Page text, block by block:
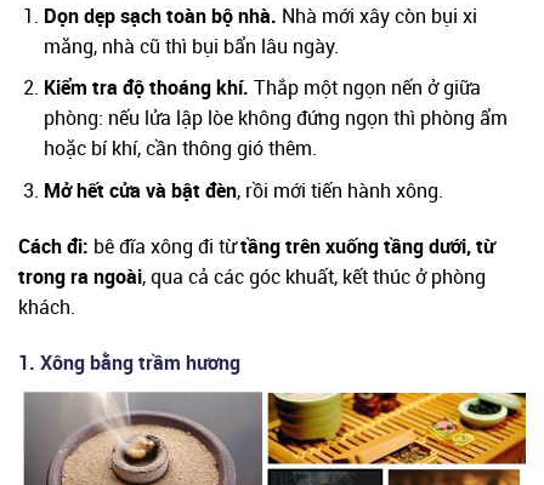
Dọn dẹp sạch toàn bộ nhà. Nhà mới xây còn bụi xi
măng, nhà cũ thì bụi bẩn lâu ngày.
Kiểm tra độ thoáng khí. Thắp một ngọn nến ở giữa
phòng: nếu lửa lập lòe không đứng ngọn thì phòng ẩm
hoặc bí khí, cần thông gió thêm.
Mở hết cửa và bật đèn, rồi mới tiến hành xông.
Cách đi: bê đĩa xông đi từtầng trên xuống tầng dưới, từ
trong ra ngoài, qua cả các góc khuất, kết thúc ở phòng
khách.
1. Xông bằng trầm hương